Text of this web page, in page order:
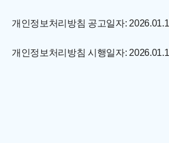
개인정보처리방침 공고일자:
개인정보처리방침 시행일자: